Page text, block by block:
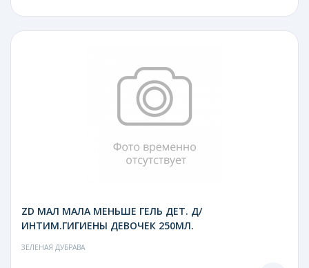
ZD МАЛ МАЛА МЕНЬШЕ ГЕЛЬ ДЕТ. Д/
ИНТИМ.ГИГИЕНЫ ДЕВОЧЕК 250МЛ.
ЗЕЛЕНАЯ ДУБРАВА